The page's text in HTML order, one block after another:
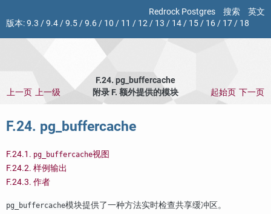
Redrock Postgres 搜索
英文
版本:9.3 /9.4/9.5/9.6/ 10 / 11 / 12/ 13 / 14/ 15/ 16/ 17/ 18
F.24. pg_buffercache
上一页 上一级 附录 F. 额外提供的模块 起始页 下一页
F.24. pg_buffercache
F.24.1. pg_buffercache视图
F.24.2. 样例输出
F.24.3. 作者
pg_buffercache模块提供了一种方法实时检查共享缓冲区。